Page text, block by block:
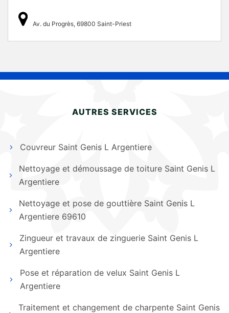
Av. du Progrès, 69800 Saint-Priest
AUTRES SERVICES
Couvreur Saint Genis L Argentiere
Nettoyage et démoussage de toiture Saint Genis L
Argentiere
Nettoyage et pose de gouttière Saint Genis L
Argentiere 69610
Zingueur et travaux de zinguerie Saint Genis L
Argentiere
Pose et réparation de velux Saint Genis L
Argentiere
Traitement et changement de charpente Saint Genis